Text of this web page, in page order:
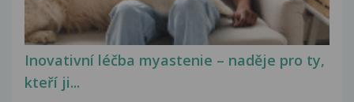
Inovativní léčba myastenie – naděje pro ty,
kteří ji...